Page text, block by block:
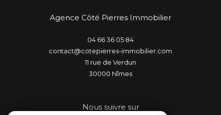
Agence Côté Pierres Immobilier
04 66 36 05 84
contact@cotepierres-immobilier.com
11 rue de Verdun
30000
nîmes
Nous suivre sur